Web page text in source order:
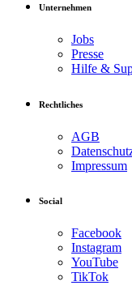
Unternehmen
Jobs
Presse
Hilfe &
Rechtliches
AGB
Impressum
Social
Facebook
Instagram
YouTube
TikTok